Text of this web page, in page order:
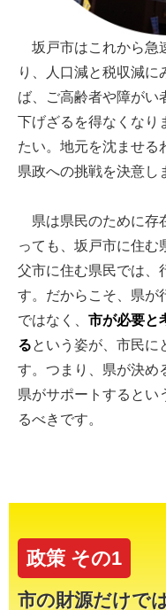
坂戸市はこれから急
り、人口減と税収減
ば、ご高齢者や障がい
下げざるを得なくな
たい。地元を沈ませる
県政への挑戦を決意し
県は県民のために存
っても、坂戸市に住む
父市に住む県民では、
す。だからこそ、県が
ではなく、 市が必要と
るという姿が、市民に
す。つまり、県が決め
県がサポートするとい
るべきです。
政策 その1
市の財源だけで